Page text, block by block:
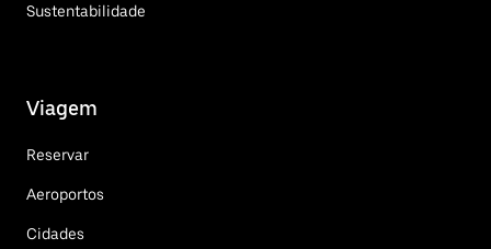
Sustentabilidade
Viagem
Reservar
Aeroportos
Cidades